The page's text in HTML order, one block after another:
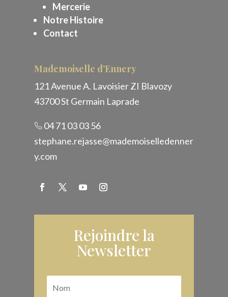
Mercerie
Notre Histoire
Contact
Mademoiselle d’Ennery
121 Avenue A. Lavoisier ZI Blavozy
43700 St Germain Laprade
04 71 03 03 56
stephane.rejasse@mademoiselledenner
y.com
Rejoindre la
Newsletter